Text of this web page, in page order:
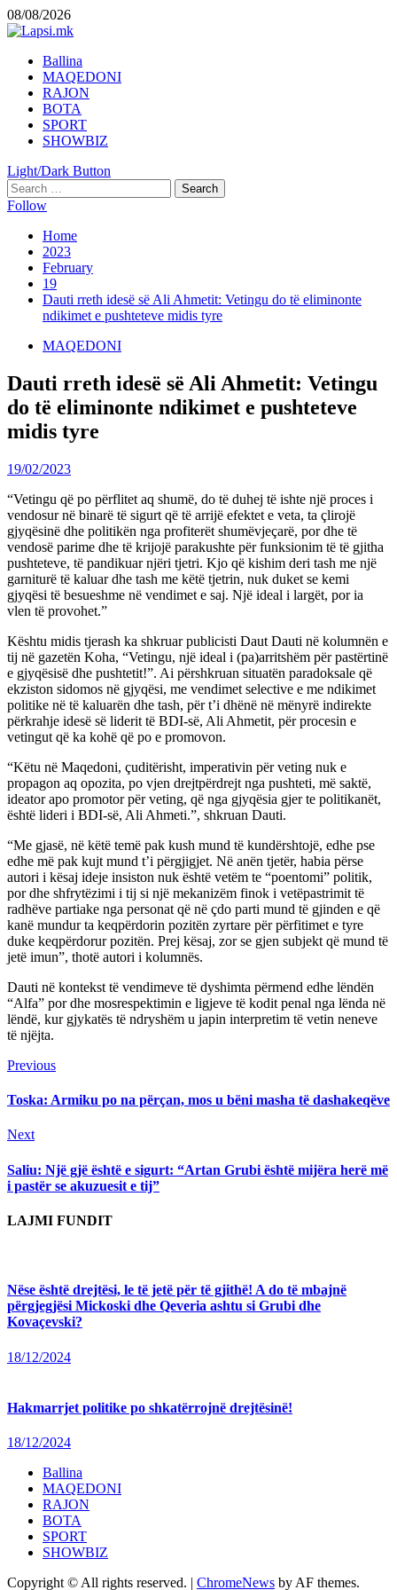
Skip
to
08/08/2026
Primary
Menu
Ballina
MAQEDONI
RAJON
BOTA
SPORT
SHOWBIZ
Light/Dark Button
Search
for:
Follow
Home
2023
February
19
Dauti rreth idesë së Ali Ahmetit: Vetingu do të eliminonte
ndikimet e pushteteve midis tyre
MAQEDONI
Dauti rreth idesë së Ali Ahmetit: Vetingu
do të eliminonte ndikimet e pushteteve
midis tyre
19/02/2023
“Vetingu që po përflitet aq shumë, do të duhej të ishte një proces i
vendosur në binarë të sigurt që të arrijë efektet e veta, ta çlirojë
gjyqësinë dhe politikën nga profiterët shumëvjeçarë, por dhe të
vendosë parime dhe të krijojë parakushte për funksionim të të gjitha
pushteteve, të pandikuar njëri tjetri. Kjo që kishim deri tash me një
garniturë të kaluar dhe tash me këtë tjetrin, nuk duket se kemi
gjyqësi të besueshme në vendimet e saj. Një ideal i largët, por ia
vlen të provohet.”
Kështu midis tjerash ka shkruar publicisti Daut Dauti në kolumnën e
tij në gazetën Koha, “Vetingu, një ideal i (pa)arritshëm për pastërtinë
e gjyqësisë dhe pushtetit!”. Ai përshkruan situatën paradoksale që
ekziston sidomos në gjyqësi, me vendimet selective e me ndikimet
politike në të kaluarën dhe tash, për t’i dhënë në mënyrë indirekte
përkrahje idesë së liderit të BDI-së, Ali Ahmetit, për procesin e
vetingut që ka kohë që po e promovon.
“Këtu në Maqedoni, çuditërisht, imperativin për veting nuk e
propagon aq opozita, po vjen drejtpërdrejt nga pushteti, më saktë,
ideator apo promotor për veting, që nga gjyqësia gjer te politikanët,
është lideri i BDI-së, Ali Ahmeti.”, shkruan Dauti.
“Me gjasë, në këtë temë pak kush mund të kundërshtojë, edhe pse
edhe më pak kujt mund t’i përgjigjet. Në anën tjetër, habia përse
autori i kësaj ideje insiston nuk është vetëm te “poentomi” politik,
por dhe shfrytëzimi i tij si një mekanizëm finok i vetëpastrimit të
radhëve partiake nga personat që në çdo parti mund të gjinden e që
kanë mundur ta keqpërdorin pozitën zyrtare për përfitimet e tyre
duke keqpërdorur pozitën. Prej kësaj, zor se gjen subjekt që mund të
jetë imun”, thotë autori i kolumnës.
Dauti në kontekst të vendimeve të dyshimta përmend edhe lëndën
“Alfa” por dhe mosrespektimin e ligjeve të kodit penal nga lënda në
lëndë, kur gjykatës të ndryshëm u japin interpretim të vetin neneve
të njëjta.
Continue
Reading
PreviousPrevious
Toska: Armiku po na përçan, mos u bëni masha të dashakeqëve
NextNext
Saliu: Një gjë është e sigurt: “Artan Grubi është mijëra herë më
i pastër se akuzuesit e tij”
LAJMI FUNDIT
Nëse është drejtësi, le të jetë për të gjithë! A do të mbajnë
përgjegjësi Mickoski dhe Qeveria ashtu si Grubi dhe
Kovaçevski?
18/12/2024
Hakmarrjet politike po shkatërrojnë drejtësinë!
18/12/2024
Ballina
MAQEDONI
RAJON
BOTA
SPORT
SHOWBIZ
Copyright © All rights reserved. | ChromeNews by AF themes.